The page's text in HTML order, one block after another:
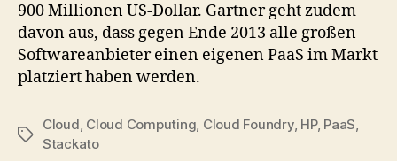
900 Millionen US-Dollar. Gartner geht zudem
davon aus, dass gegen Ende 2013 alle großen
Softwareanbieter einen eigenen PaaS im Markt
platziert haben werden.
Tags
Cloud, Cloud Computing, Cloud Foundry, HP, PaaS,
Stackato